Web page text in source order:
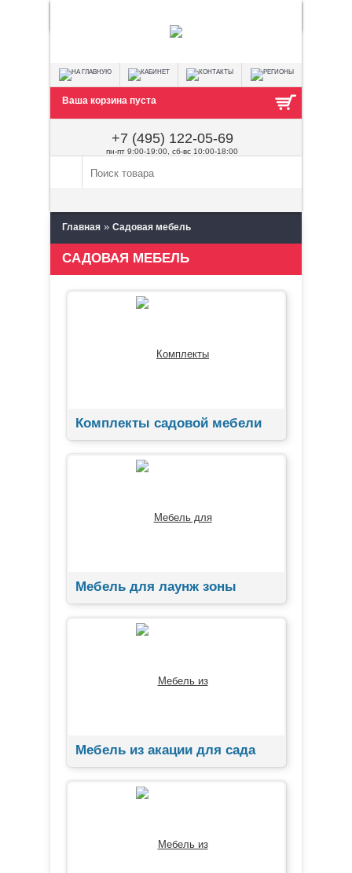
Ваша корзина пуста
+7 (495) 122-05-69
пн-пт 9:00-19:00, сб-вс 10:00-18:00
Главная » Садовая мебель
САДОВАЯ МЕБЕЛЬ
Комплекты садовой мебели
Мебель для лаунж зоны
Мебель из акации для сада